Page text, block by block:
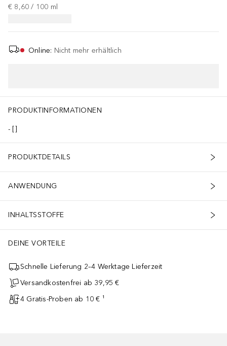
€ 8,60 / 100 ml
Online: Nicht mehr erhältlich
PRODUKTINFORMATIONEN
[]
PRODUKTDETAILS
ANWENDUNG
INHALTSSTOFFE
DEINE VORTEILE
Schnelle Lieferung 2–4 Werktage Lieferzeit
Versandkostenfrei ab 39,95 €
4 Gratis-Proben ab 10 € ¹